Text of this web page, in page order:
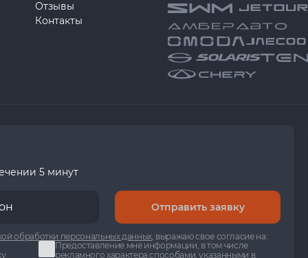
Отзывы
Контакты
5 минут
обработки персональных данных, выражаю свое согласие на:
Предоставление мне информации, в том числе
рекламного характера способами, указанными в
Отправить заявку